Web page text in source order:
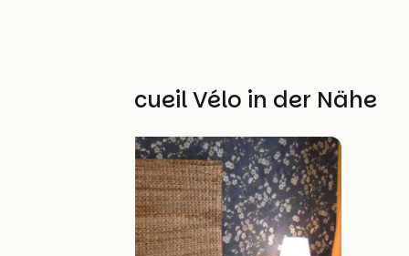
Weitere Accueil Vélo in der Nähe